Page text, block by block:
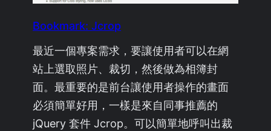
Bookmark: Jcrop
最近一個專案需求，要讓使用者可以在網
站上選取照片、裁切，然後做為相簿封
面。最重要的是前台讓使用者操作的畫面
必須簡單好用，一樣是來自同事推薦的
jQuery 套件 Jcrop。可以簡單地呼叫出裁